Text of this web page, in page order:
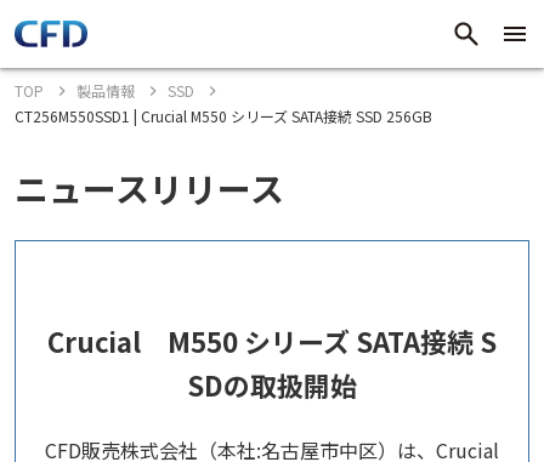
TOP 製品情報
SSD
CT256M550SSD1 | Crucial M550 シリーズ SATA接続 SSD 256GB
ニュースリリース
Crucial M550 シリーズ SATA接続 S
SDの取扱開始
CFD販売株式会社（本社:名古屋市中区）は、Crucial